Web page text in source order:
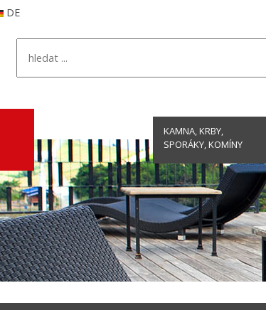
DE
KAMNA, KRBY,
SPORÁKY, KOMÍNY